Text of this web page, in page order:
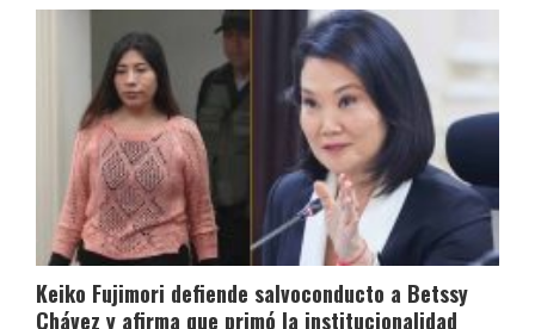
Keiko Fujimori defiende salvoconducto a Betssy
Chávez y afirma que primó la institucionalidad